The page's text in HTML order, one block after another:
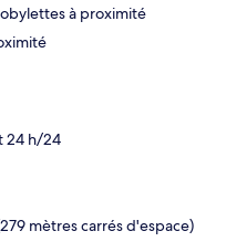
à proximité
24 h/24
mètres carrés d'espace)